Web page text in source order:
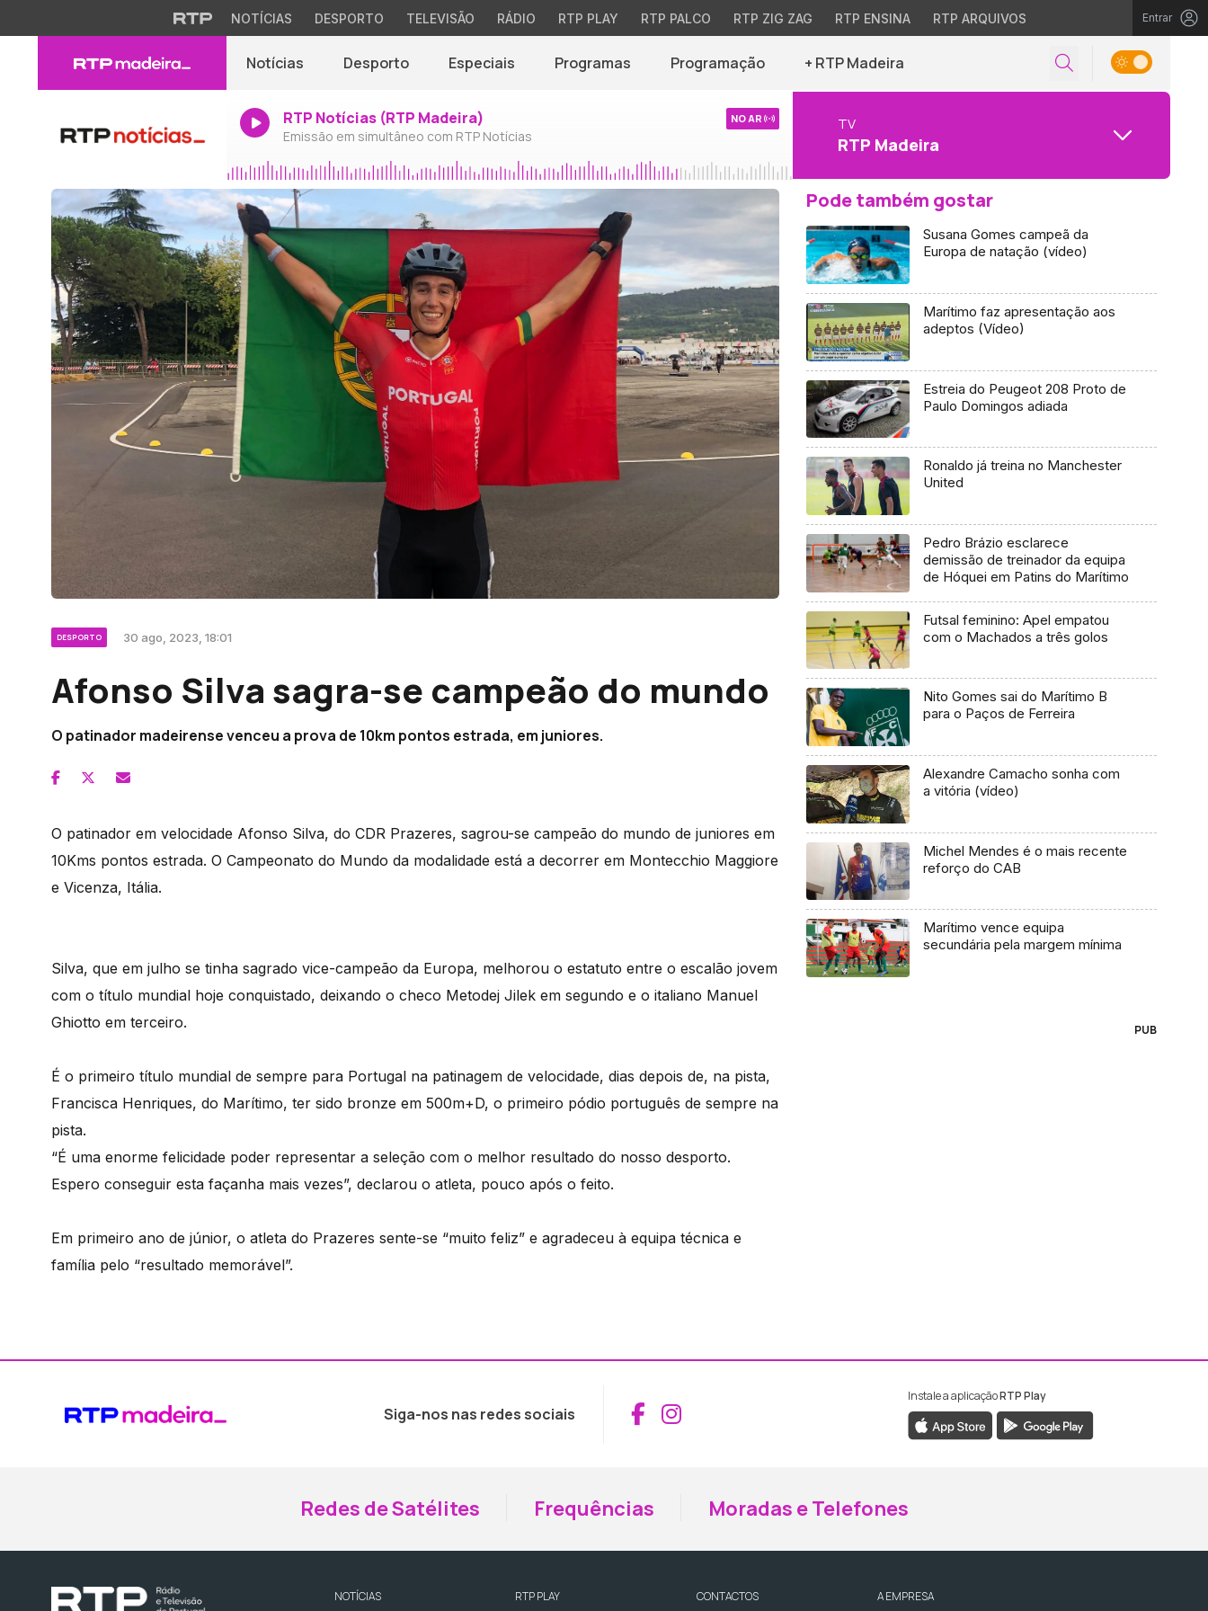
NOTÍCIAS DESPORTO TELEVISÃO RÁDIO RTP PLAY RTP PALCO RTP ZIG ZAG RTP ENSINA RTP ARQUIVOS Entrar
Notícias Desporto Especiais Programas Programação + RTP Madeira
RTP Notícias (RTP Madeira)
Emissão em simultâneo com RTP Notícias
NO AR TV
RTP Madeira
DESPORTO 30 ago, 2023, 18:01
Afonso Silva sagra-se campeão do mundo
O patinador madeirense venceu a prova de 10km pontos estrada, em juniores.
O patinador em velocidade Afonso Silva, do CDR Prazeres, sagrou-se campeão do mundo de juniores em
10Kms pontos estrada. O Campeonato do Mundo da modalidade está a decorrer em Montecchio Maggiore
e Vicenza, Itália.
Silva, que em julho se tinha sagrado vice-campeão da Europa, melhorou o estatuto entre o escalão jovem
com o título mundial hoje conquistado, deixando o checo Metodej Jilek em segundo e o italiano Manuel
Ghiotto em terceiro.
É o primeiro título mundial de sempre para Portugal na patinagem de velocidade, dias depois de, na pista,
Francisca Henriques, do Marítimo, ter sido bronze em 500m+D, o primeiro pódio português de sempre na
pista.
“É uma enorme felicidade poder representar a seleção com o melhor resultado do nosso desporto.
Espero conseguir esta façanha mais vezes”, declarou o atleta, pouco após o feito.
Em primeiro ano de júnior, o atleta do Prazeres sente-se “muito feliz” e agradeceu à equipa técnica e
família pelo “resultado memorável”.
Pode também gostar
Susana Gomes campeã da
Europa de natação (vídeo)
Marítimo faz apresentação aos
adeptos (Vídeo)
Estreia do Peugeot 208 Proto de
Paulo Domingos adiada
Ronaldo já treina no Manchester
United
Pedro Brázio esclarece
demissão de treinador da equipa
de Hóquei em Patins do Marítimo
Futsal feminino: Apel empatou
com o Machados a três golos
Nito Gomes sai do Marítimo B
para o Paços de Ferreira
Alexandre Camacho sonha com
a vitória (vídeo)
Michel Mendes é o mais recente
reforço do CAB
Marítimo vence equipa
secundária pela margem mínima
PUB
Siga-nos nas redes sociais Aceder ao Facebook da RTP Madeira
Aceder ao Instagram da RTP Madeira
Instale a aplicaçãoRTP Play
Redes de Satélites Frequências Moradas e Telefones
NOTÍCIAS
RTP PLAY
CONTACTOS
A EMPRESA